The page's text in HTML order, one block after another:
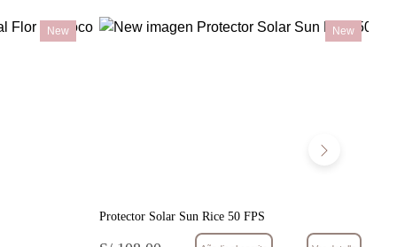
New New
Protector Solar Sun Rice 50 FPS